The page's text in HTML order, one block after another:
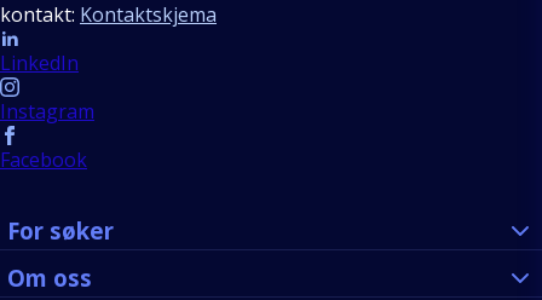
kontakt: Kontaktskjema
Follow us
LinkedIn
Instagram
Facebook
For søker
Om oss